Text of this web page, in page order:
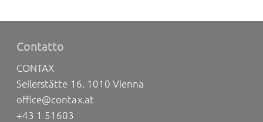
Contatto
CONTAX
Seilerstätte 16, 1010 Vienna
office@contax.at
+43 1 51603